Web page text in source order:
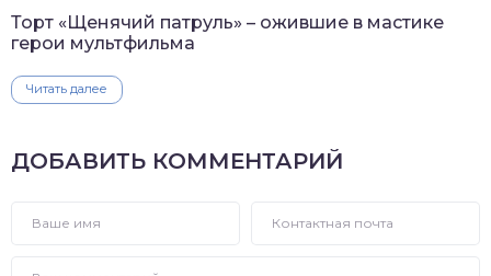
Торт «Щенячий патруль» – ожившие в мастике
герои мультфильма
Читать далее
ДОБАВИТЬ КОММЕНТАРИЙ